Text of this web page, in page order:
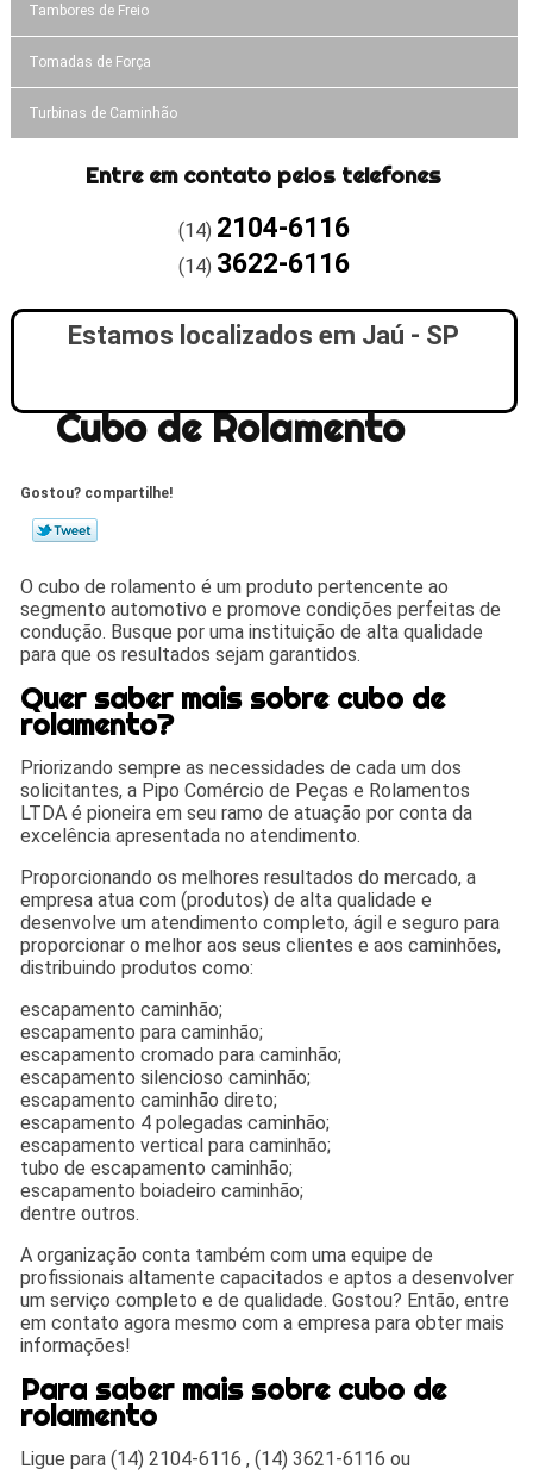
Tambores de Freio
Tomadas de Força
Turbinas de Caminhão
Entre em contato pelos telefones
(14) 2104-6116
(14) 3622-6116
Estamos localizados em Jaú - SP
Cubo de Rolamento
Gostou? compartilhe!
O cubo de rolamento é um produto pertencente ao
segmento automotivo e promove condições perfeitas de
condução. Busque por uma instituição de alta qualidade
para que os resultados sejam garantidos.
Quer saber mais sobre cubo de
rolamento?
Priorizando sempre as necessidades de cada um dos
solicitantes, a Pipo Comércio de Peças e Rolamentos
LTDA é pioneira em seu ramo de atuação por conta da
excelência apresentada no atendimento.
Proporcionando os melhores resultados do mercado, a
empresa atua com (produtos) de alta qualidade e
desenvolve um atendimento completo, ágil e seguro para
proporcionar o melhor aos seus clientes e aos caminhões,
distribuindo produtos como:
escapamento caminhão;
escapamento para caminhão;
escapamento cromado para caminhão;
escapamento silencioso caminhão;
escapamento caminhão direto;
escapamento 4 polegadas caminhão;
escapamento vertical para caminhão;
tubo de escapamento caminhão;
escapamento boiadeiro caminhão;
dentre outros.
A organização conta também com uma equipe de
profissionais altamente capacitados e aptos a desenvolver
um serviço completo e de qualidade. Gostou? Então, entre
em contato agora mesmo com a empresa para obter mais
informações!
Para saber mais sobre cubo de
rolamento
Ligue para (14) 2104-6116 , (14) 3621-6116 ou